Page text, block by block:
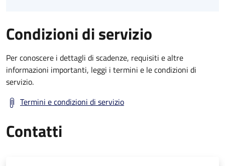
Condizioni di servizio
Per conoscere i dettagli di scadenze, requisiti e altre
informazioni importanti, leggi i termini e le condizioni di
servizio.
Termini e condizioni di servizio
Contatti